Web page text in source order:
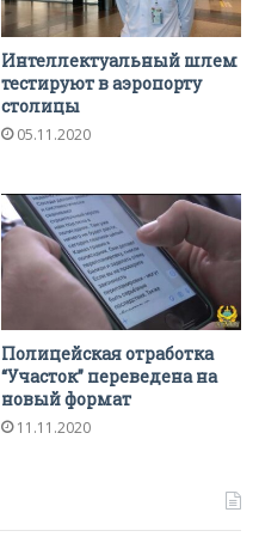
Интеллектуальный шлем
тестируют в аэропорту
столицы
05.11.2020
Полицейская отработка
“Участок” переведена на
новый формат
11.11.2020